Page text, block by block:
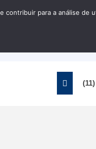
contribuir para a análise de